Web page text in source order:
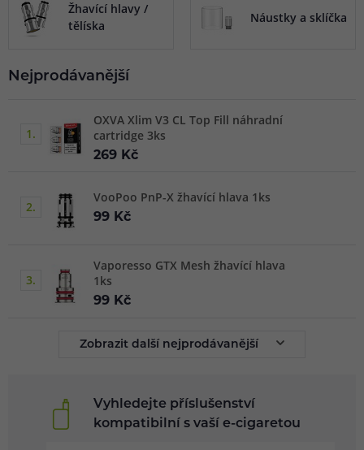
Žhavící hlavy /
tělíska
Náustky a sklíčka
Nejprodávanější
1.
OXVA Xlim V3 CL Top Fill náhradní
cartridge 3ks
269 Kč
2.
VooPoo PnP-X žhavící hlava 1ks
99 Kč
3.
Vaporesso GTX Mesh žhavící hlava
1ks
99 Kč
Zobrazit další nejprodávanější
Vyhledejte příslušenství
kompatibilní s vaší e-cigaretou